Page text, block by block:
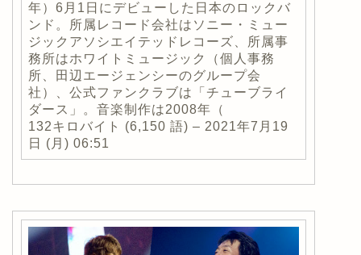
年）6月1日にデビューした日本のロックバ
ンド。所属レコード会社はソニー・ミュー
ジックアソシエイテッドレコーズ、所属事
務所はホワイトミュージック（個人事務
所、田辺エージェンシーのグループ会
社）、公式ファンクラブは「チューブライ
ダース」。音楽制作は2008年（
132キロバイト (6,150 語) – 2021年7月19
日 (月) 06:51